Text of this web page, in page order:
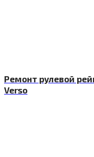
Ремонт рулевой
Verso